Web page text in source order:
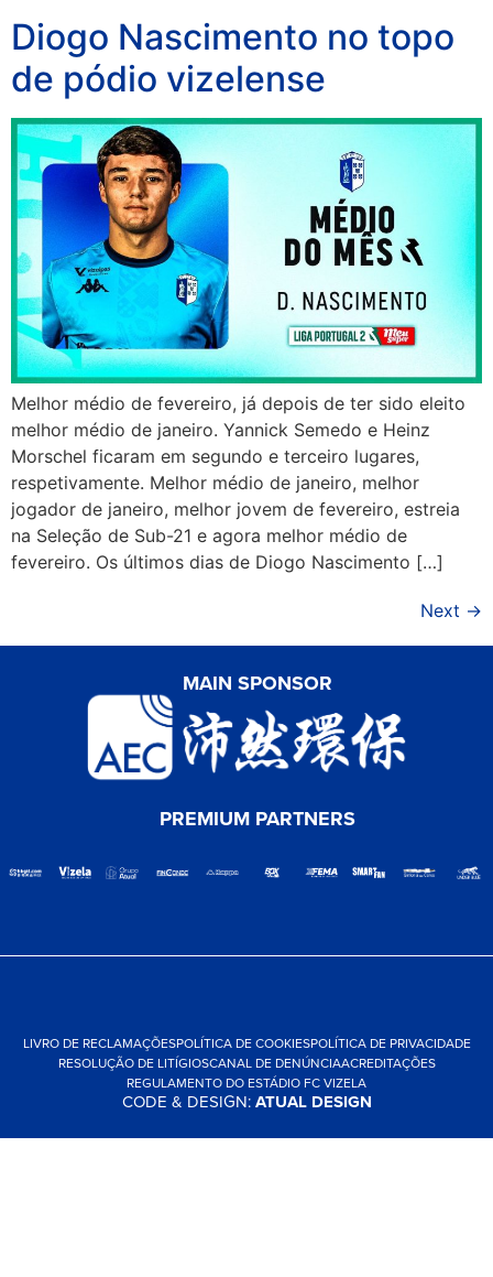
Diogo Nascimento no topo
de pódio vizelense
Melhor médio de fevereiro, já depois de ter sido eleito
melhor médio de janeiro. Yannick Semedo e Heinz
Morschel ficaram em segundo e terceiro lugares,
respetivamente. Melhor médio de janeiro, melhor
jogador de janeiro, melhor jovem de fevereiro, estreia
na Seleção de Sub-21 e agora melhor médio de
fevereiro. Os últimos dias de Diogo Nascimento […]
Next →
MAIN SPONSOR
PREMIUM PARTNERS
LIVRO DE RECLAMAÇÕESPOLÍTICA DE COOKIESPOLÍTICA DE PRIVACIDADE
RESOLUÇÃO DE LITÍGIOSCANAL DE DENÚNCIAACREDITAÇÕES
REGULAMENTO DO ESTÁDIO FC VIZELA
CODE & DESIGN:ATUAL DESIGN